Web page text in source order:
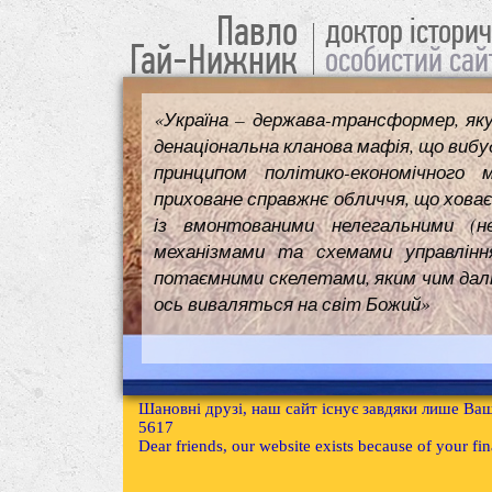
Павло
Гай-Нижник
доктор
особистий
«Україна – держава-трансформер,
денаціональна кланова мафія, що
принципом політико-
приховане справжнє обличчя, що
із вмонтованими нелегальними
механізмами та схемами
потаємними скелетами, яким чим
ось виваляться на світ Божий»
Шановні друзі, наш сайт існує завдяки лише
5617
Dear friends, our website exists because of your